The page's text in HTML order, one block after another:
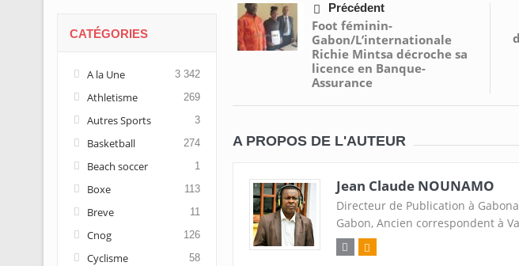
Précédent
Foot féminin-
Gabon/L’internationale
Richie Mintsa décroche sa
licence en Banque-
Assurance
A PROPOS DE L'AUTEUR
Jean Claude NOUNAMO
Directeur de Publication à
Gabon, Ancien correspondent à
CATÉGORIES
A la Une 3 342
Athletisme 269
Autres Sports 3
Basketball 274
Beach soccer 1
Boxe 113
Breve 11
Cnog 126
Cyclisme 58